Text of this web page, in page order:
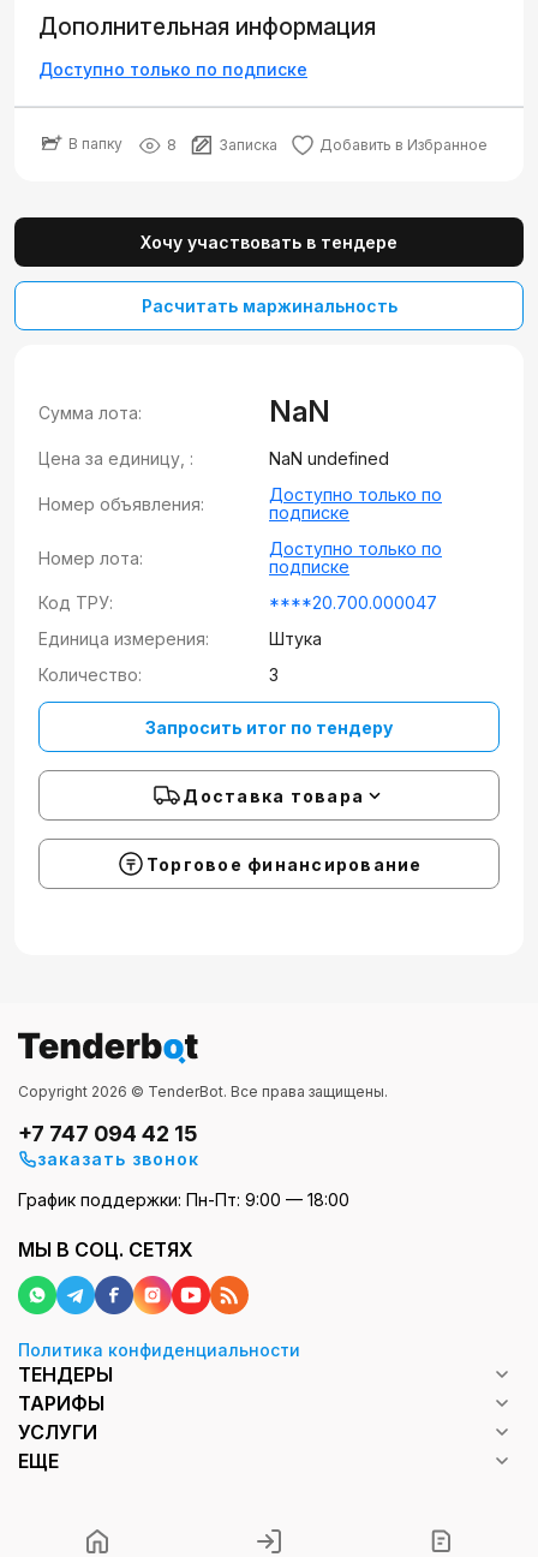
Дополнительная информация
Доступно только по подписке
В папку 8 Записка Добавить в Избранное
Хочу участвовать в тендере
Расчитать маржинальность
Сумма лота: NaN
Цена за единицу, : NaN undefined
Номер объявления:
Доступно только по
подписке
Номер лота:
Доступно только по
подписке
Код ТРУ:
****20.700.000047
Единица измерения:
Штука
Количество:
3
Запросить итог по тендеру
Доставка товара
Торговое финансирование
Copyright 2026 © TenderBot. Все права защищены.
+7 747 094 42 15
заказать звонок
График поддержки: Пн-Пт: 9:00 — 18:00
МЫ В СОЦ. СЕТЯХ
Политика конфиденциальности
ТЕНДЕРЫ
ТАРИФЫ
УСЛУГИ
ЕЩЕ